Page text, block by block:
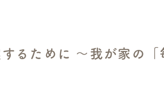
るために ～我が家の